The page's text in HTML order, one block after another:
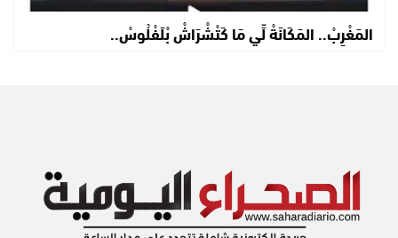
المَغْرِبْ.. المَكَانَةْ لِّي مَا كَتْشْرَاشْ بْلَفْلُوسْ..